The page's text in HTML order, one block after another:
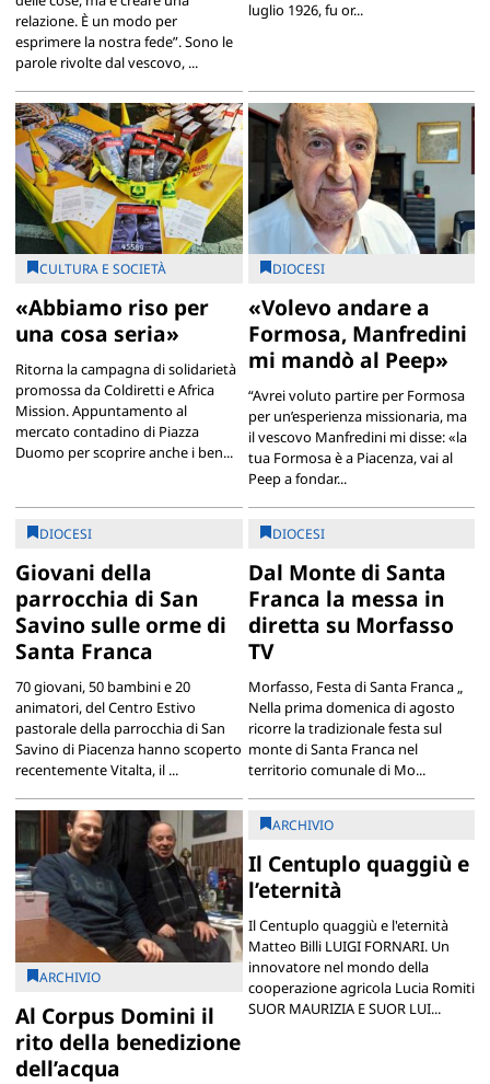
relazione. È un modo per
esprimere la nostra fede”. Sono le
parole rivolte dal vescovo, ...
luglio 1926, fu or...
CULTURA E SOCIETÀ
«Abbiamo riso per
una cosa seria»
Ritorna la campagna di solidarietà
promossa da Coldiretti e Africa
Mission. Appuntamento al
mercato contadino di Piazza
Duomo per scoprire anche i ben...
DIOCESI
«Volevo andare a
Formosa, Manfredini
mi mandò al Peep»
“Avrei voluto partire per Formosa
per un’esperienza missionaria, ma
il vescovo Manfredini mi disse: «la
tua Formosa è a Piacenza, vai al
Peep a fondar...
DIOCESI
Giovani della
parrocchia di San
Savino sulle orme di
Santa Franca
70 giovani, 50 bambini e 20
animatori, del Centro Estivo
pastorale della parrocchia di San
Savino di Piacenza hanno scoperto
recentemente Vitalta, il ...
DIOCESI
Dal Monte di Santa
Franca la messa in
diretta su Morfasso
TV
Morfasso, Festa di Santa Franca „
Nella prima domenica di agosto
ricorre la tradizionale festa sul
monte di Santa Franca nel
territorio comunale di Mo...
ARCHIVIO
Al Corpus Domini il
rito della benedizione
dell’acqua
ARCHIVIO
Il Centuplo quaggiù e
l’eternità
Il Centuplo quaggiù e l'eternità
Matteo Billi LUIGI FORNARI. Un
innovatore nel mondo della
cooperazione agricola Lucia Romiti
SUOR MAURIZIA E SUOR LUI...